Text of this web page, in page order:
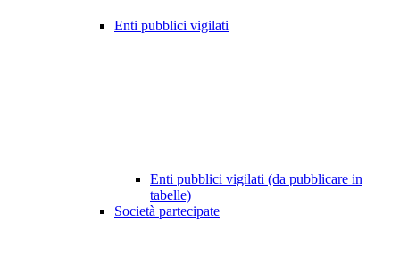
Enti pubblici vigilati
Enti pubblici vigilati (da pubblicare in
tabelle)
Società partecipate